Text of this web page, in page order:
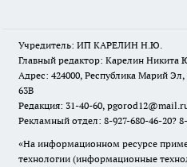
Учредитель: ИП КАРЕЛИН Н.Ю.
Главный редактор: Карелин Никита
Адрес: 424000, Республика Марий
63В
Редакция: 31-40-60,
Рекламный отдел: 8-927-680-46-20?
«На информационном ресурсе
технологии (информационные